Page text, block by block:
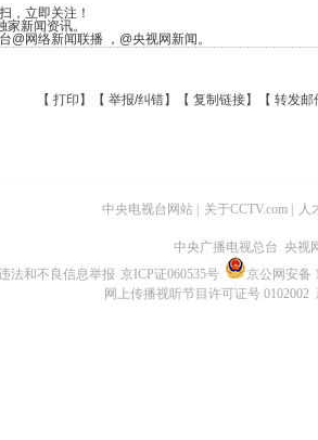
，立即关注！
新闻资讯。
@网络新闻联播 ，@央视网新闻。
【 打印 】【 举报/纠错】【 复制链接】【 转发邮
中央电视台网站 关于CCTV.com 人
中央广播电视总台 央视
法和不良信息举报 京ICP证060535号
京公网安备
网上传播视听节目许可证号 0102002